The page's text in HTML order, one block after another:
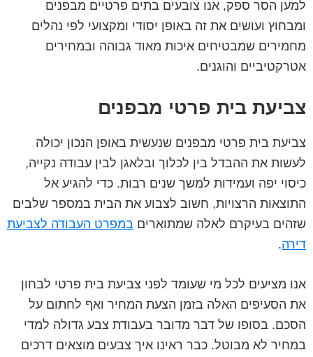
למען הסר ספק, אנו צובעים בתים פרטיים מבפנים
ומבחוץ ועושים את זה באופן יסודי ומקצועי לפי נהלים
מחמירים שמבטיחים איכות מאוד גבוהה ובמחירים
אטרקטיביים והוגנים.
צביעת בית פרטי מבפנים
צביעת בית פרטי מבפנים שנעשית באופן הנכון יכולה
לעשות את ההבדל בין לכלוך ובלאגן לבין עבודה נקייה,
כיסוי יפה ועמידות למשך שנים רבות. כדי להגיע אל
התוצאות הרצויות, חשוב לצבוע את הבית במספר שלבים
שזהים בעיקרם לאלה שמתוארים במפרט העבודה לצביעת
דירה.
אנו מציעים לכל מי שעומד לפני צביעת בית פרטי לבחון
את הסעיפים האלה בזמן הצעת המחיר ואף לחתום על
הסכם. בסופו של דבר מדובר בעבודת צבע גדולה למדי
במחיר לא מבוטל. כבר ראינו איך צבעים מוצאים דרכים